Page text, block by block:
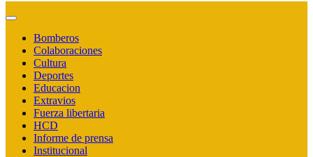
Bomberos
Colaboraciones
Cultura
Deportes
Educacion
Extravios
Fuerza libertaria
HCD
Informe de prensa
Institucional